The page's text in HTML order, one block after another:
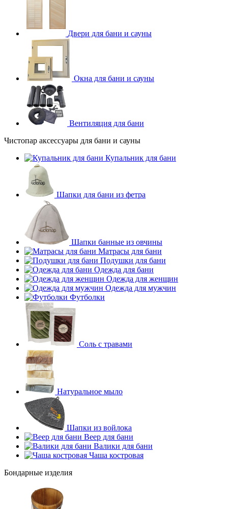
Двери для бани и сауны
Окна для бани и сауны
Вентиляция для бани
Чистопар аксессуары для бани и сауны
Купальник для бани
Шапки для бани из фетра
Шапки банные из овчины
Матрасы для бани
Подушки для бани
Одежда для бани
Одежда для женщин
Одежда для мужчин
Футболки
Соль с травами
Натуральное мыло
Шапки из войлока
Веер для бани
Валики для бани
Чаша костровая
Бондарные изделия